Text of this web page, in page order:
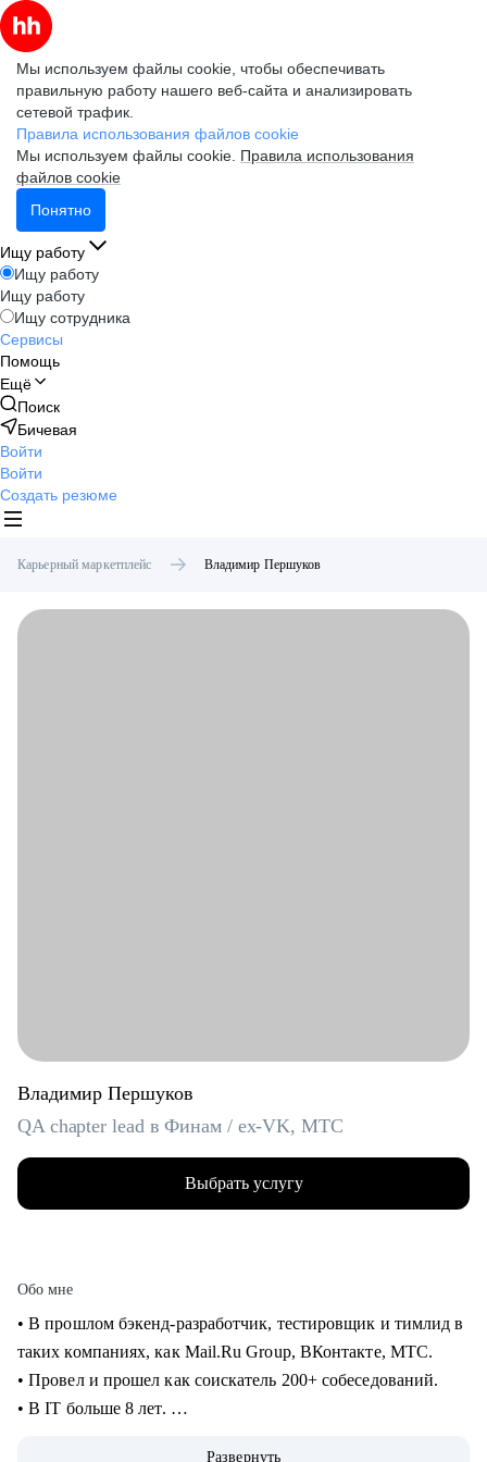
Мы используем файлы cookie, чтобы обеспечивать
правильную работу нашего веб-сайта и анализировать
сетевой трафик.
Правила использования файлов cookie
Мы используем файлы cookie. Правила использования
файлов cookie
Понятно
Ищу работу
Ищу работу
Ищу работу
Ищу сотрудника
Сервисы
Помощь
Ещё
Поиск
Бичевая
Войти
Войти
Создать резюме
Карьерный маркетплейс Владимир Першуков
Владимир Першуков
QA chapter lead в Финам / ex-VK, МТС
Выбрать услугу
Обо мне
• В прошлом бэкенд-разработчик, тестировщик и тимлид в
таких компаниях, как Mail.Ru Group, ВКонтакте, МТС.
• Провел и прошел как соискатель 200+ собеседований.
• В IT больше 8 лет.
Развернуть